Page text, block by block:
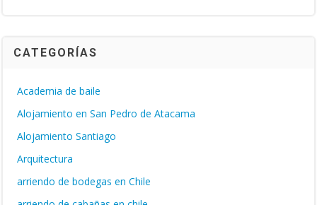
CATEGORÍAS
Academia de baile
Alojamiento en San Pedro de Atacama
Alojamiento Santiago
Arquitectura
arriendo de bodegas en Chile